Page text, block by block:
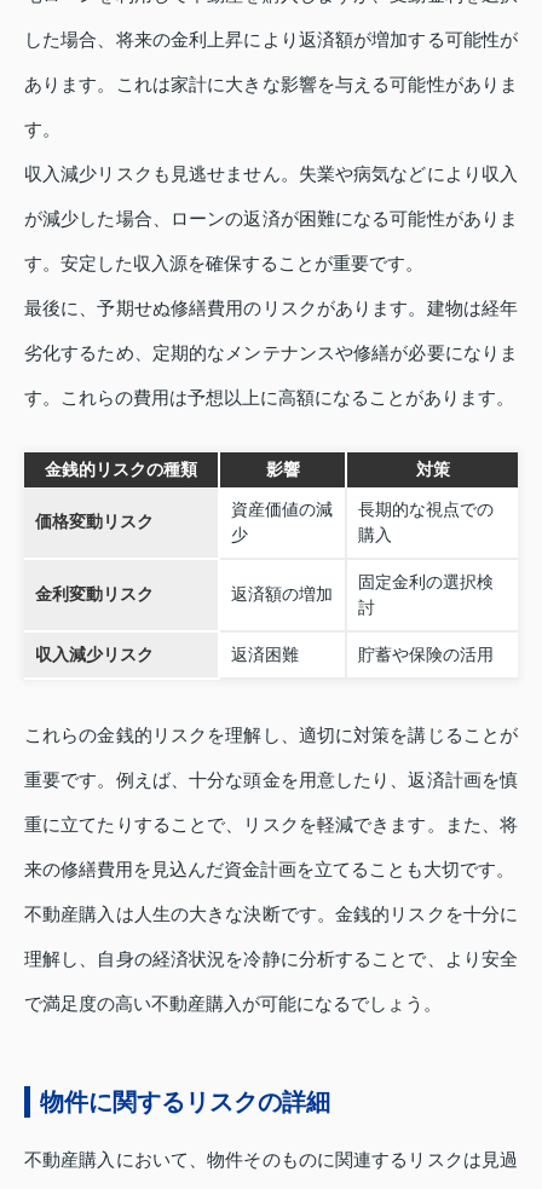
した場合、将来の金利上昇により返済額が増加する可能性が
あります。これは家計に大きな影響を与える可能性がありま
す。
収入減少リスクも見逃せません。失業や病気などにより収入
が減少した場合、ローンの返済が困難になる可能性がありま
す。安定した収入源を確保することが重要です。
最後に、予期せぬ修繕費用のリスクがあります。建物は経年
劣化するため、定期的なメンテナンスや修繕が必要になりま
す。これらの費用は予想以上に高額になることがあります。
金銭的リスクの種類 影響 対策
価格変動リスク
資産価値の減
少
長期的な視点での
購入
金利変動リスク 返済額の増加
固定金利の選択検
討
収入減少リスク 返済困難 貯蓄や保険の活用
これらの金銭的リスクを理解し、適切に対策を講じることが
重要です。例えば、十分な頭金を用意したり、返済計画を慎
重に立てたりすることで、リスクを軽減できます。また、将
来の修繕費用を見込んだ資金計画を立てることも大切です。
不動産購入は人生の大きな決断です。金銭的リスクを十分に
理解し、自身の経済状況を冷静に分析することで、より安全
で満足度の高い不動産購入が可能になるでしょう。
物件に関するリスクの詳細
不動産購入において、物件そのものに関連するリスクは見過